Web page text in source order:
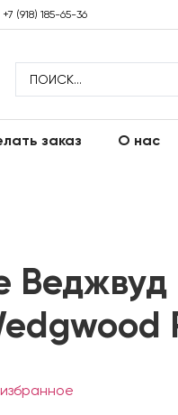
+7 (918) 185-65-36
заказ О нас
Веджвуд